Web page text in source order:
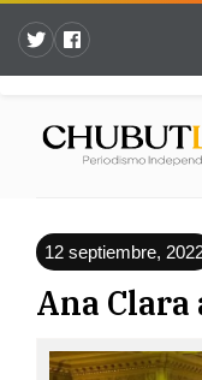
12 septiembre,
Ana Clara